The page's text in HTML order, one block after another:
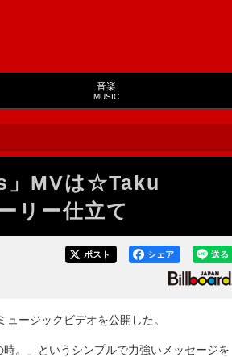
音楽
MUSIC
」MVは☆Taku
リー仕立て
送る
シェア
ポスト
ージックビデオを公開した。
。」というシンプルで力強いメッセージを